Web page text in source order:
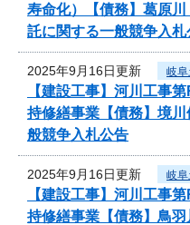
寿命化）【債務】葛原
託に関する一般競争入札
2025年9月16日更新 岐
【建設工事】河川工事
持修繕事業【債務】境
般競争入札公告
2025年9月16日更新 岐
【建設工事】河川工事
持修繕事業【債務】鳥